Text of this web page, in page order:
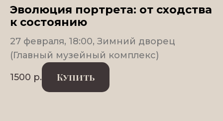
Эволюция портрета: от сходства
к состоянию
27 февраля, 18:00, Зимний дворец
(Главный музейный комплекс)
1500 р. Купить